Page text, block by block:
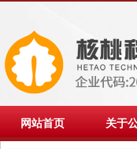
网站首页 关于